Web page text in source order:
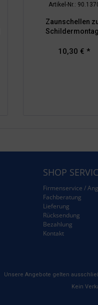
Artikel-Nr.:
Zaunschellen
10,30 € *
SHOP
Firmenservice /
Fachberatung
Lieferung
Rücksendung
Bezahlung
Kontakt
Unsere Angebote gelten
Kein